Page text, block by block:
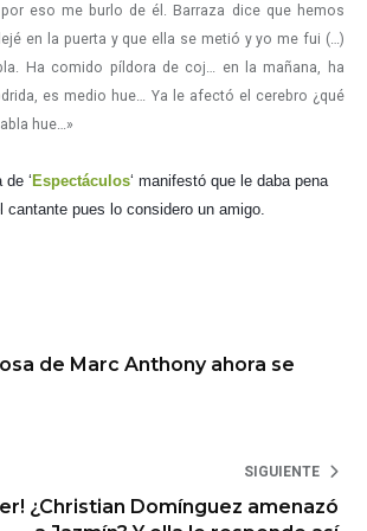
eso me burlo de él. Barraza dice que hemos
en la puerta y que ella se metió y yo me fui (…)
Ha comido píldora de coj… en la mañana, ha
es medio hue… Ya le afectó el cerebro ¿qué
hue…»
‘Espectáculos‘ manifestó que le daba pena
cantante pues lo considero un amigo.
de Marc Anthony ahora se
SIGUIENTE
¿Christian Domínguez amenazó